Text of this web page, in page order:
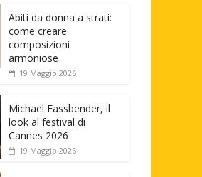
Abiti da donna a strati:
come creare
composizioni
armoniose
19 Maggio 2026
Michael Fassbender, il
look al festival di
Cannes 2026
19 Maggio 2026